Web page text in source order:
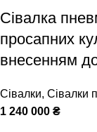
Сівалка
просапних
внесенням
Сівалки, Сівалки
1 240 000 ₴